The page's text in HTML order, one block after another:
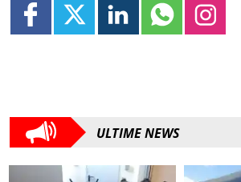
ULTIME NEWS